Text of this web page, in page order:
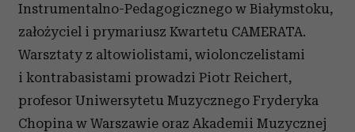
Instrumentalno-Pedagogicznego w Białymstoku,
założyciel i prymariusz Kwartetu CAMERATA.
Warsztaty z altowiolistami, wiolonczelistami
i kontrabasistami prowadzi Piotr Reichert,
profesor Uniwersytetu Muzycznego Fryderyka
Chopina w Warszawie oraz Akademii Muzycznej